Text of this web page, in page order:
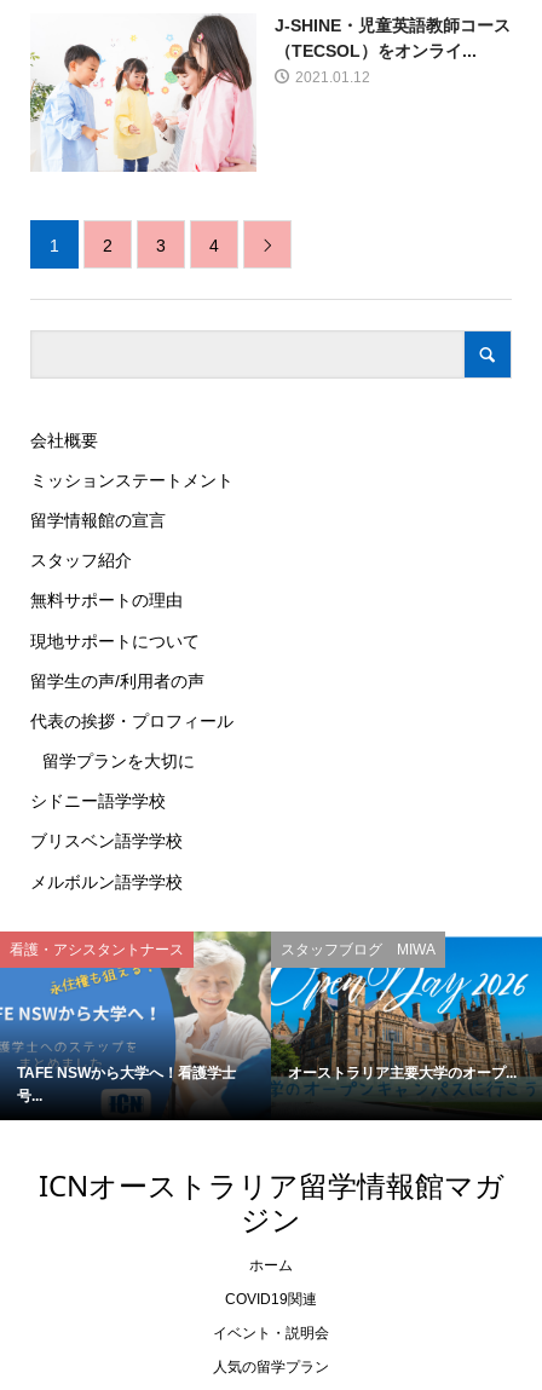
J-SHINE・児童英語教師コース
（TECSOL）をオンライ...
2021.01.12
1 2 3 4 
会社概要
ミッションステートメント
留学情報館の宣言
スタッフ紹介
無料サポートの理由
現地サポートについて
留学生の声/利用者の声
代表の挨拶・プロフィール
留学プランを大切に
シドニー語学学校
ブリスベン語学学校
メルボルン語学学校
看護・アシスタントナース
TAFE NSWから大学へ！看護学士
号...
スタッフブログ MIWA
オーストラリア主要大学のオープ...
ICNオーストラリア留学情報館マガ
ジン
ホーム
COVID19関連
イベント・説明会
人気の留学プラン